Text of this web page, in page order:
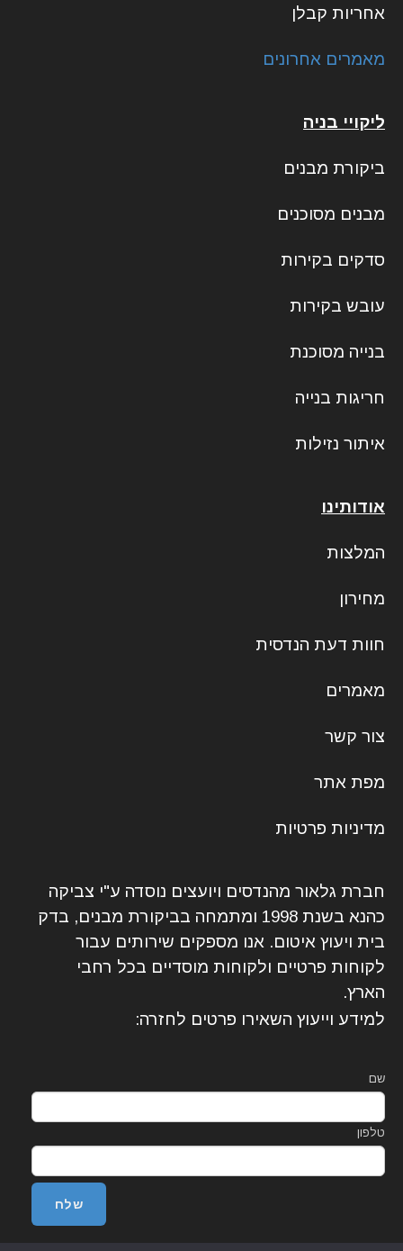
אחריות קבלן
מאמרים אחרונים
ליקויי בניה
ביקורת מבנים
מבנים מסוכנים
סדקים בקירות
עובש בקירות
בנייה מסוכנת
חריגות בנייה
איתור נזילות
אודותינו
המלצות
מחירון
חוות דעת הנדסית
מאמרים
צור קשר
מפת אתר
מדיניות פרטיות
חברת גלאור מהנדסים ויועצים נוסדה ע"י צביקה
כהנא בשנת 1998 ומתמחה בביקורת מבנים, בדק
בית ויעוץ איטום. אנו מספקים שירותים עבור
לקוחות פרטיים ולקוחות מוסדיים בכל רחבי
הארץ.
למידע וייעוץ השאירו פרטים לחזרה:
שם
טלפון